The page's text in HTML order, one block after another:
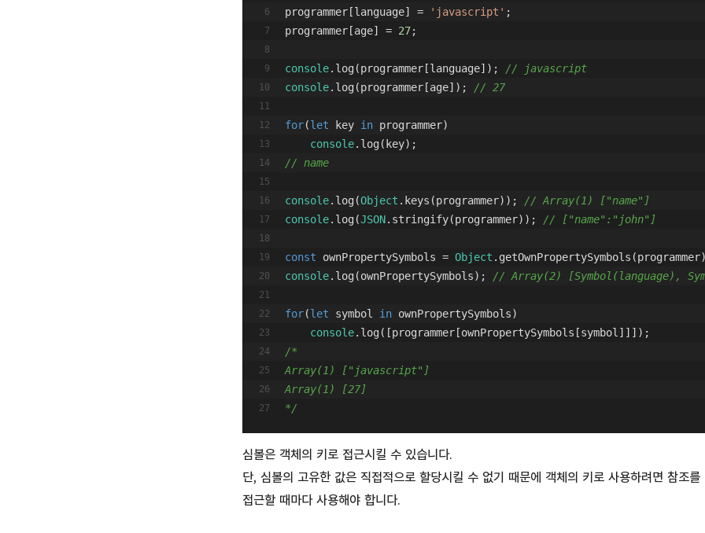
programmer[language] =
'javascript' ;
programmer[age] = 27;
console.log(programmer[language]); // javascript
console.log(programmer[age]); // 27
for(let key in programmer)
console.log(key);
// name
console.log(Object .keys(programmer)); // Array(1) ["name"]
console.log(JSON.stringify(programmer)); // ["name":"john"]
const ownPropertySymbols = Object
console.log(ownPropertySymbols); // Array(2) [Symbol(language),
for(let symbol in ownPropertySymbols)
console.log([programmer[ownPropertySymbols[symbol]]]);
/*
Array(1) ["javascript"]
Array(1) [27]
*/
심볼은 객체의 키로 접근시킬 수 있습니다.
단, 심볼의 고유한 값은 직접적으로 할당시킬 수 없기 때문에 객체의 키로 사용하려면 참조를
접근할 때마다 사용해야 합니다.